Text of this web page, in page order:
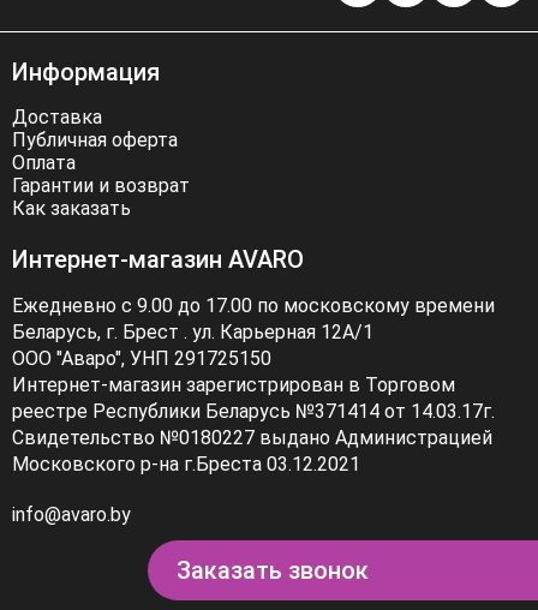
Информация
Доставка
Публичная оферта
Оплата
Гарантии и возврат
Как заказать
Интернет-магазин AVARO
Ежедневно с 9.00 до 17.00 по московскому времени
Беларусь, г. Брест . ул. Карьерная 12А/1
ООО "Аваро", УНП 291725150
Интернет-магазин зарегистрирован в Торговом
реестре Республики Беларусь №371414 от 14.03.17г.
Свидетельство №0180227 выдано Администрацией
Московского р-на г.Бреста 03.12.2021
info@avaro.by
Заказать звонок